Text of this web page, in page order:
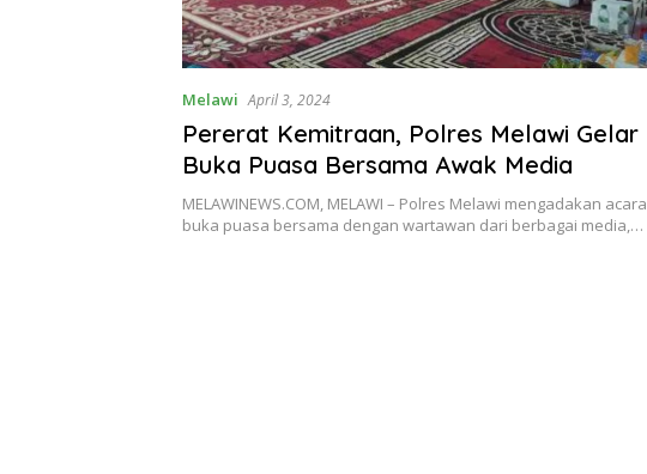
Melawi April 3, 2024
Pererat Kemitraan, Polres Melawi Gelar
Buka Puasa Bersama Awak Media
MELAWINEWS.COM, MELAWI – Polres Melawi mengadakan acara
buka puasa bersama dengan wartawan dari berbagai media,…